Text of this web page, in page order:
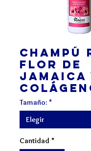
Champú
Flor de
Jamaica
Tamaño: *
Cantidad *